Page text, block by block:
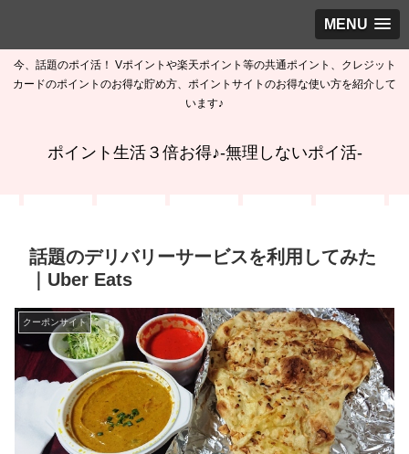
MENU
今、話題のポイ活！ Vポイントや楽天ポイント等の共通ポイント、クレジット
カードのポイントのお得な貯め方、ポイントサイトのお得な使い方を紹介して
います♪
ポイント生活３倍お得♪-無理しないポイ活-
話題のデリバリーサービスを利用してみた
｜Uber Eats
クーポンサイト